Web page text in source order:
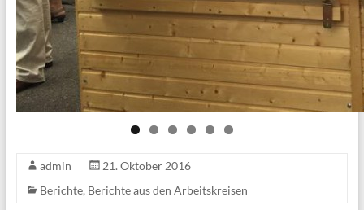
admin
21. Oktober 2016
Berichte, Berichte aus den Arbeitskreisen